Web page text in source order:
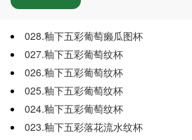
028.釉下五彩葡萄癞瓜图杯
027.釉下五彩葡萄纹杯
026.釉下五彩葡萄纹杯
025.釉下五彩葡萄纹杯
024.釉下五彩葡萄纹杯
023.釉下五彩落花流水纹杯